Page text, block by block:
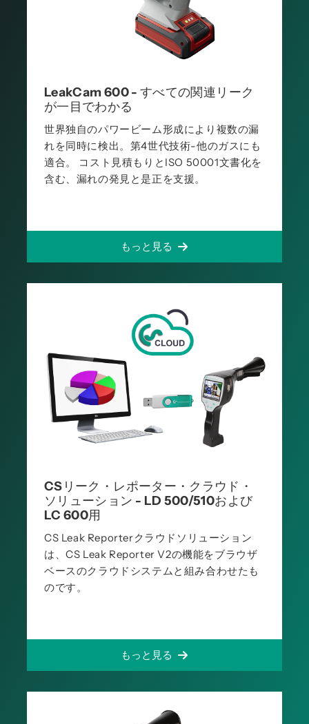
LeakCam 600 - すべての関連リーク
が一目でわかる
世界独自のパワービーム形成により複数の漏
れを同時に検出。第4世代技術-他のガスにも
適合。 コスト見積もりとISO 50001文書化を
含む、漏れの発見と是正を支援。
もっと見る
CSリーク・レポーター・クラウド・
ソリューション - LD 500/510および
LC 600用
CS Leak Reporterクラウドソリューション
は、CS Leak Reporter V2の機能をブラウザ
ベースのクラウドシステムと組み合わせたも
のです。
もっと見る